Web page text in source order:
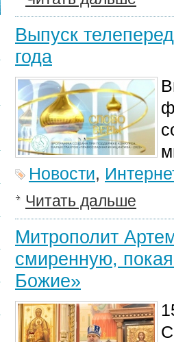
Выпуск
года
Новости,
Читать дальше
Митрополит
смиренную,
Божие»